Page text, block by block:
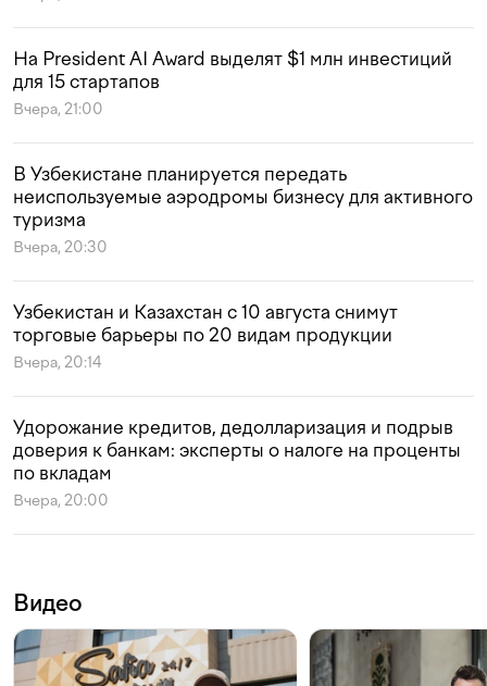
На President AI Award выделят $1 млн инвестиций
для 15 стартапов
Вчера, 21:00
В Узбекистане планируется передать
неиспользуемые аэродромы бизнесу для активного
туризма
Вчера, 20:30
Узбекистан и Казахстан с 10 августа снимут
торговые барьеры по 20 видам продукции
Вчера, 20:14
Удорожание кредитов, дедолларизация и подрыв
доверия к банкам: эксперты о налоге на проценты
по вкладам
Вчера, 20:00
Видео